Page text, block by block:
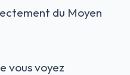
du Moyen
vous voyez